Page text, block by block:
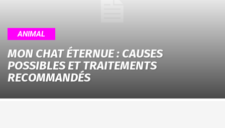
ANIMAL
MON CHAT ÉTERNUE : CAUSES
POSSIBLES ET TRAITEMENTS
RECOMMANDÉS